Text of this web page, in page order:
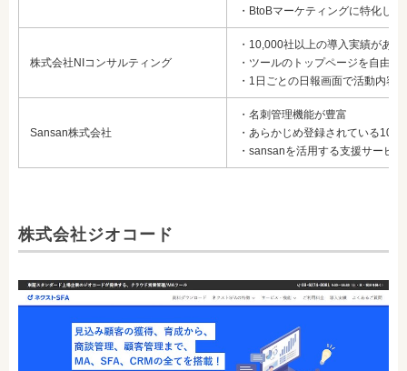
・BtoBマーケティングに特化し
株式会社NIコンサルティング
・10,000社以上の導入実績がある
・ツールのトップページを自由に
・1日ごとの日報画面で活動内容
Sansan株式会社
・名刺管理機能が豊富
・あらかじめ登録されている100
・sansanを活用する支援サービ
株式会社ジオコード